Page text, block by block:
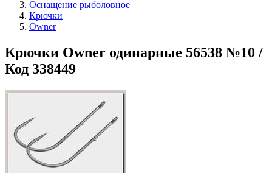
Оснащение рыболовное
Крючки
Owner
Крючки Owner одинарные 56538 №10 /
Код 338449